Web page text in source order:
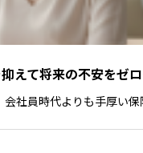
えて将来の不安をゼ
社員時代よりも手厚い